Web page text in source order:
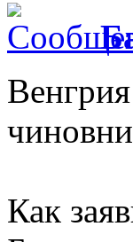
Как